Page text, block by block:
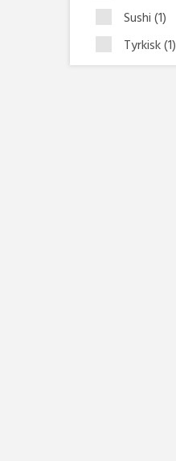
Sushi (1)
Tyrkisk(1)